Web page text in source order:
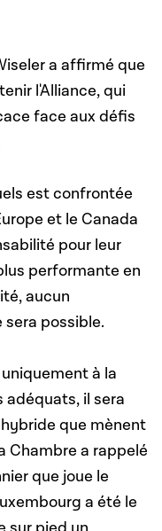
a affirmé que
l'Alliance, qui
face aux défis
est confrontée
et le Canada
pour leur
performante en
aucun
possible.
à la
adéquats, il sera
que mènent
Chambre a rappelé
que joue le
a été le